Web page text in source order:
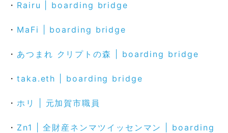
・ Rairu | boarding bridge
・ MaFi | boarding bridge
・ あつまれ クリプトの森 | boarding bridge
・ taka.eth | boarding bridge
・ ホリ | 元加賀市職員
・ Zn1 | 全財産ネンマツイッセンマン | boarding